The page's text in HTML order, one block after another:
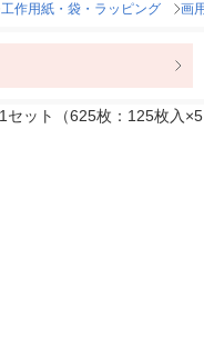
工作用紙・袋・ラッピング 画